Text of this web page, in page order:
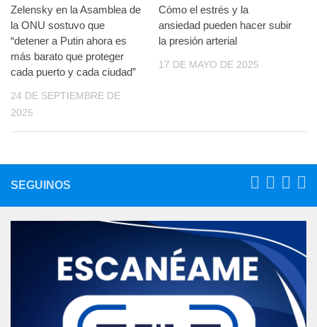
Zelensky en la Asamblea de
la ONU sostuvo que
“detener a Putin ahora es
más barato que proteger
cada puerto y cada ciudad”
24 DE SEPTIEMBRE DE
2025
Cómo el estrés y la
ansiedad pueden hacer subir
la presión arterial
17 DE MAYO DE 2025
SEGUINOS